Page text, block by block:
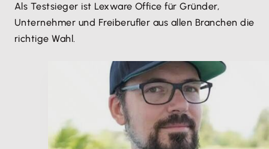
Als Testsieger ist Lexware Office für Gründer,
Unternehmer und Freiberufler aus allen Branchen die
richtige Wahl.